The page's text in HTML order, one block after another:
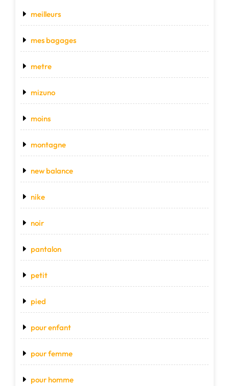
meilleurs
mes bagages
metre
mizuno
moins
montagne
new balance
nike
noir
pantalon
petit
pied
pour enfant
pour femme
pour homme